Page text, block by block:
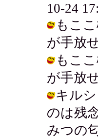
10-24
もこ
が手放
もこ
が手放
キル
のは残
みつの